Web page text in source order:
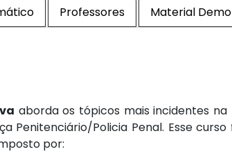
Professores Material
aborda os tópicos mais incidentes
Penitenciário/Policia Penal. Esse
por: